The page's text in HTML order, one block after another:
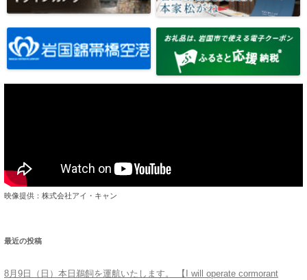
映像提供：株式会社アイ・キャン
最近の投稿
8月9日（日）本日鵜飼を運航いたします。 【I will operate cormorant